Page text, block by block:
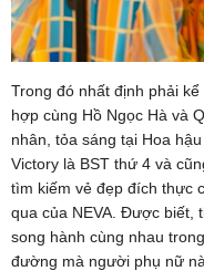
Trong đó nhất định phải kể
hợp cùng Hồ Ngọc Hà và
nhân, tỏa sáng tại Hoa
Victory là BST thứ 4 và
tìm kiếm vẻ đẹp đích thực
qua của NEVA. Được biết,
song hành cùng nhau
đường mà người phụ nữ